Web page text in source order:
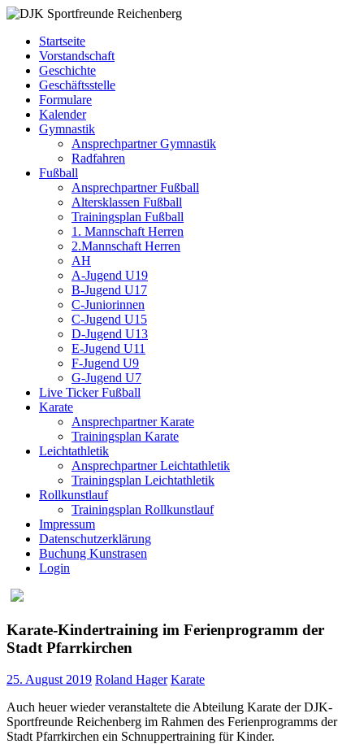
Zum
springen
Sportfreunde
Reichenberg
Gymnastik
Karate
Leichtathletik
Radfahren
Rollkunstlauf
Startseite
Vorstandschaft
Geschichte
Geschäftsstelle
Formulare
Kalender
Gymnastik
Ansprechpartner Gymnastik
Radfahren
Fußball
Ansprechpartner Fußball
Altersklassen Fußball
Trainingsplan Fußball
1. Mannschaft Herren
2.Mannschaft Herren
AH
A-Jugend U19
B-Jugend U17
C-Juniorinnen
C-Jugend U15
D-Jugend U13
E-Jugend U11
F-Jugend U9
G-Jugend U7
Live Ticker Fußball
Karate
Ansprechpartner Karate
Trainingsplan Karate
Leichtathletik
Ansprechpartner Leichtathletik
Trainingsplan Leichtathletik
Rollkunstlauf
Trainingsplan Rollkunstlauf
Impressum
Datenschutzerklärung
Buchung Kunstrasen
Login
Karate-Kindertraining im Ferienprogramm der
Stadt Pfarrkirchen
25. August 2019 Roland Hager Karate
Auch heuer wieder veranstaltete die Abteilung Karate der DJK-
Sportfreunde Reichenberg im Rahmen des Ferienprogramms der
Stadt Pfarrkirchen ein Schnuppertraining für Kinder.